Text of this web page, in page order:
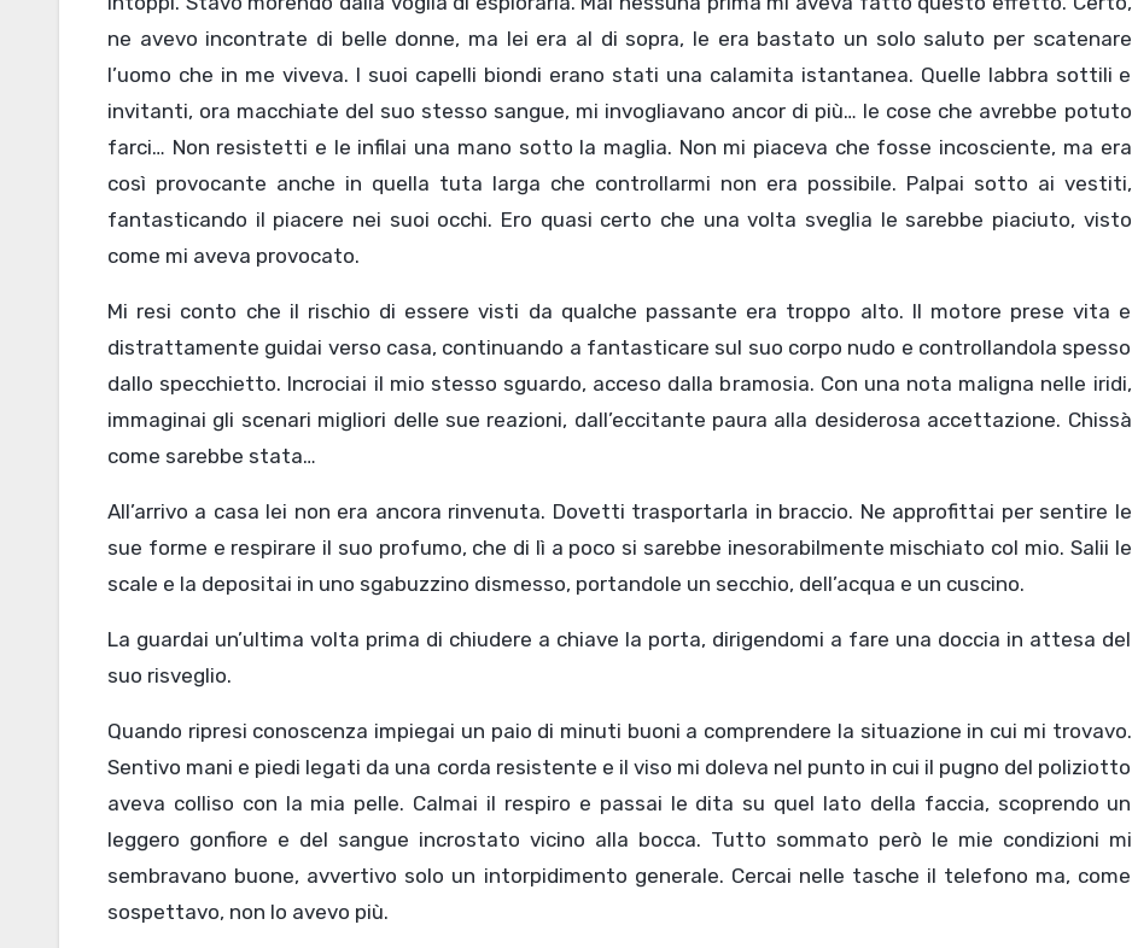
ne avevo incontrate di belle donne, ma lei era al di sopra, le era bastato un solo saluto per scatenare
l’uomo che in me viveva. I suoi capelli biondi erano stati una calamita istantanea. Quelle labbra sottili e
invitanti, ora macchiate del suo stesso sangue, mi invogliavano ancor di più… le cose che avrebbe potuto
farci… Non resistetti e le infilai una mano sotto la maglia. Non mi piaceva che fosse incosciente, ma era
così provocante anche in quella tuta larga che controllarmi non era possibile. Palpai sotto ai vestiti,
fantasticando il piacere nei suoi occhi. Ero quasi certo che una volta sveglia le sarebbe piaciuto, visto
come mi aveva provocato.
Mi resi conto che il rischio di essere visti da qualche passante era troppo alto. Il motore prese vita e
distrattamente guidai verso casa, continuando a fantasticare sul suo corpo nudo e controllandola spesso
dallo specchietto. Incrociai il mio stesso sguardo, acceso dalla bramosia. Con una nota maligna nelle iridi,
immaginai gli scenari migliori delle sue reazioni, dall’eccitante paura alla desiderosa accettazione. Chissà
come sarebbe stata…
All’arrivo a casa lei non era ancora rinvenuta. Dovetti trasportarla in braccio. Ne approfittai per sentire le
sue forme e respirare il suo profumo, che di lì a poco si sarebbe inesorabilmente mischiato col mio. Salii le
scale e la depositai in uno sgabuzzino dismesso, portandole un secchio, dell’acqua e un cuscino.
La guardai un’ultima volta prima di chiudere a chiave la porta, dirigendomi a fare una doccia in attesa del
suo risveglio.
Quando ripresi conoscenza impiegai un paio di minuti buoni a comprendere la situazione in cui mi trovavo.
Sentivo mani e piedi legati da una corda resistente e il viso mi doleva nel punto in cui il pugno del poliziotto
aveva colliso con la mia pelle. Calmai il respiro e passai le dita su quel lato della faccia, scoprendo un
leggero gonfiore e del sangue incrostato vicino alla bocca. Tutto sommato però le mie condizioni mi
sembravano buone, avvertivo solo un intorpidimento generale. Cercai nelle tasche il telefono ma, come
sospettavo, non lo avevo più.